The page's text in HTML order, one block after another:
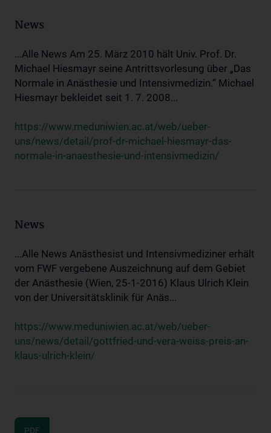
News
...Alle News Am 25. März 2010 hält Univ. Prof. Dr.
Michael Hiesmayr seine Antrittsvorlesung über „Das
Normale in Anästhesie und Intensivmedizin.“ Michael
Hiesmayr bekleidet seit 1. 7. 2008...
https://www.meduniwien.ac.at/web/ueber-
uns/news/detail/prof-dr-michael-hiesmayr-das-
normale-in-anaesthesie-und-intensivmedizin/
News
...Alle News Anästhesist und Intensivmediziner erhält
vom FWF vergebene Auszeichnung auf dem Gebiet
der Anästhesie (Wien, 25-1-2016) Klaus Ulrich Klein
von der Universitätsklinik für Anäs...
https://www.meduniwien.ac.at/web/ueber-
uns/news/detail/gottfried-und-vera-weiss-preis-an-
klaus-ulrich-klein/
PDF